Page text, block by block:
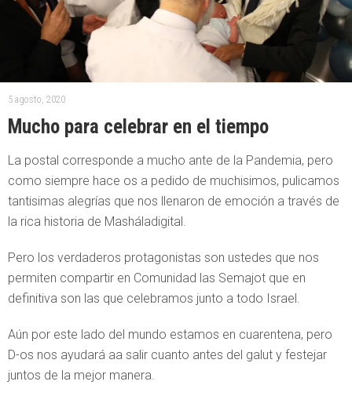
5 agosto, 2020
Mucho para celebrar en el tiempo
La postal corresponde a mucho ante de la Pandemia, pero
como siempre hace os a pedido de muchisimos, pulicamos
tantisimas alegrías que nos llenaron de emoción a través de
la rica historia de Masháladigital.
Pero los verdaderos protagonistas son ustedes que nos
permiten compartir en Comunidad las Semajot que en
definitiva son las que celebramos junto a todo Israel.
Aún por este lado del mundo estamos en cuarentena, pero
D-os nos ayudará aa salir cuanto antes del galut y festejar
juntos de la mejor manera.